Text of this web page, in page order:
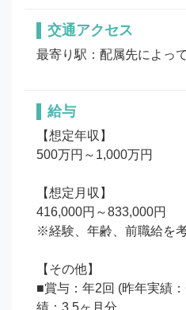
交通アクセス
最寄り駅：配属先によっ
給与
【想定年収】
500万円～1,000万円
【想定月収】
416,000円～833,000円
※経験、年齢、前職給を
【その他】
■賞与：年2回 (昨年実績
績：3.5ヶ月分